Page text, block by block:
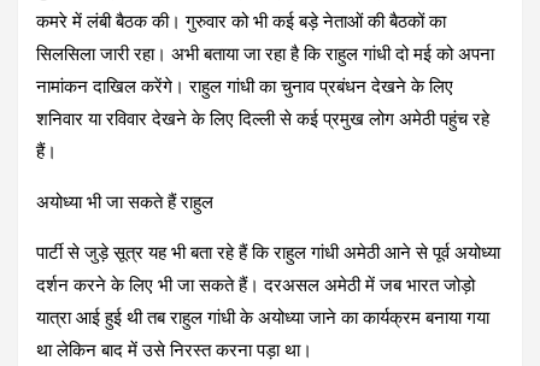
कमरे में लंबी बैठक की। गुरुवार को भी कई बड़े नेताओं की बैठकों का
सिलसिला जारी रहा। अभी बताया जा रहा है कि राहुल गांधी दो मई को अपना
नामांकन दाखिल करेंगे। राहुल गांधी का चुनाव प्रबंधन देखने के लिए
शनिवार या रविवार देखने के लिए दिल्ली से कई प्रमुख लोग अमेठी पहुंच रहे
हैं।
अयोध्या भी जा सकते हैं राहुल
पार्टी से जुड़े सूत्र यह भी बता रहे हैं कि राहुल गांधी अमेठी आने से पूर्व अयोध्या
दर्शन करने के लिए भी जा सकते हैं। दरअसल अमेठी में जब भारत जोड़ो
यात्रा आई हुई थी तब राहुल गांधी के अयोध्या जाने का कार्यक्रम बनाया गया
था लेकिन बाद में उसे निरस्त करना पड़ा था।